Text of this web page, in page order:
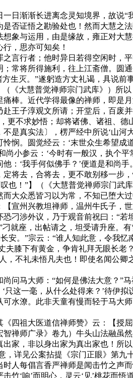
渐渐长进离念灵知境界，故说“
否证悟之勘验处也！然而大慧之
象与运用，由是缘故，雍正对大
，思亦可知矣！
行者；他时异日若得空闲时，
常将所得施利，往上江斋僧。圆
生灭。”遂躬造方丈礼谒，具说
《大慧普觉禅师宗门武库》）所
棒。近代学得最像的禅师，即是
子淳观文所请；开堂后，百废
更不求妙悟；却将诸佛、诸祖、
是真实法〕，楞严经中所说‘山
悯。圆觉经云：‘末世众生希望
小参云：‘今时有一般汉，执个
‘我手何似佛手？’便道是和尚
将去，合将去，更不敢别移一步
也！”】（《大慧普觉禅师宗门
大众悉皆习以为常，不知已堕大
州兴教坦禅师，温州牛氏子，
刁涉外议，乃于观音前祝曰：“
就座，出帖请之，坦受请升座。
安。”宗云：“谁人知此意，令我
膝下有黄金，争肯礼拜无眼长
不礼未悟凡夫也！即使名闻公
马大师：“如何是佛法大意？”
这一毫，从什么处得来？’待伊
水潦。此非天童有慢而轻于马
祖大医道信禅师赞》云：【授
禅师广录》卷九）牛头山法融
家，非以身出家为真出家也！所
详见公案拈提《宗门正眼》第九
每倡言香严禅师是闻击竹之声
竹‘响’而明心，灵云‘见’桃花而